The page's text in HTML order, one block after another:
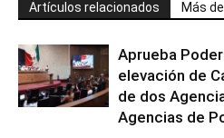
Artículos relacionados Más
Aprueba
elevación de
de dos
Agencias de